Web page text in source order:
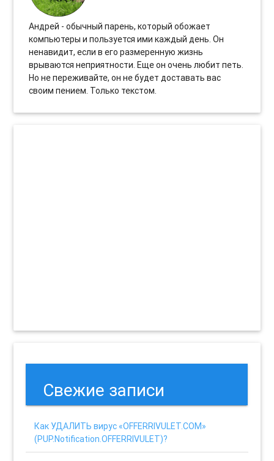
Андрей - обычный парень, который обожает
компьютеры и пользуется ими каждый день. Он
ненавидит, если в его размеренную жизнь
врываются неприятности. Еще он очень любит петь.
Но не переживайте, он не будет доставать вас
своим пением. Только текстом.
Свежие записи
Как УДАЛИТЬ вирус «OFFERRIVULET.COM»
(PUP.Notification.OFFERRIVULET)?